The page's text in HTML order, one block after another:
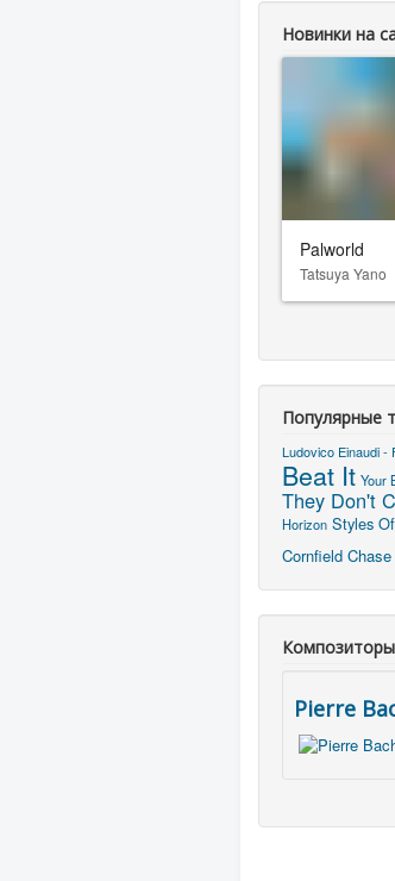
Новинки на
Palworld
Tatsuya Yano
Популярные
Ludovico Einaudi -
Beat It Your
They Don't
Horizon Styles
Cornfield Chase
Композиторы
Pierre